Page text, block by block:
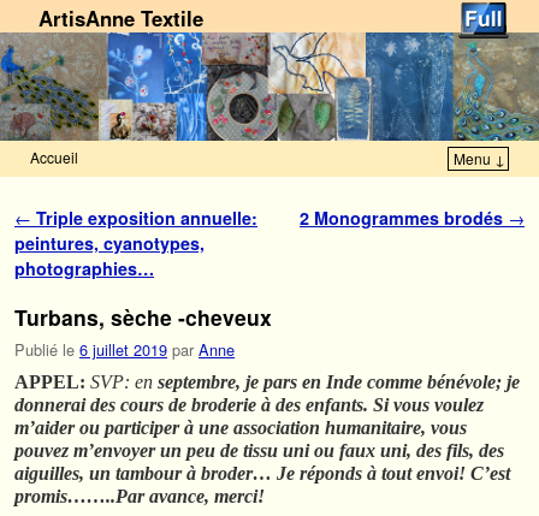
ArtisAnne Textile
Accueil Menu ↓
Navigation des articles
← Triple exposition annuelle:
peintures, cyanotypes,
photographies…
2 Monogrammes brodés →
Turbans, sèche -cheveux
Publié le 6 juillet 2019 par Anne
APPEL: SVP: en septembre, je pars en Inde comme bénévole; je
donnerai des cours de broderie à des enfants. Si vous voulez
m’aider ou participer à une association humanitaire, vous
pouvez m’envoyer un peu de tissu uni ou faux uni, des fils, des
aiguilles, un tambour à broder… Je réponds à tout envoi! C’est
promis……..Par avance, merci!